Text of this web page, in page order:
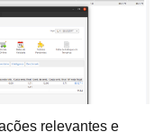
relevantes e